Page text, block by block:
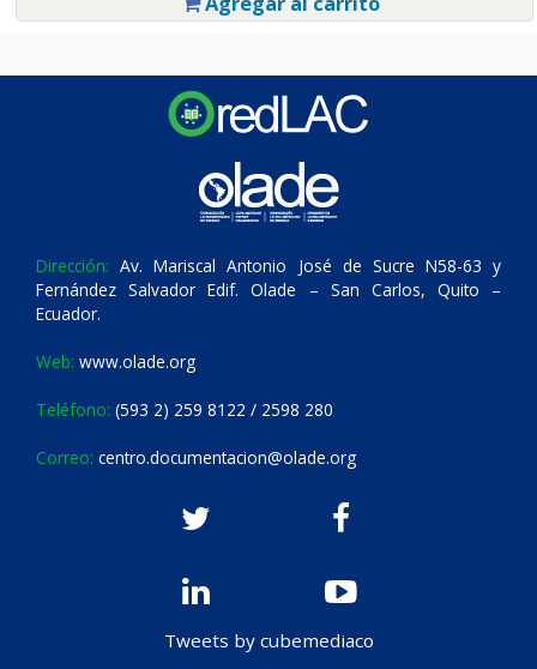
Dirección: Av. Mariscal Antonio José de Sucre N58-63 y
Fernández Salvador Edif. Olade – San Carlos, Quito –
Ecuador.
Web: www.olade.org
Teléfono: (593 2) 259 8122 / 2598 280
Correo: centro.documentacion@olade.org
Tweets by cubemediaco